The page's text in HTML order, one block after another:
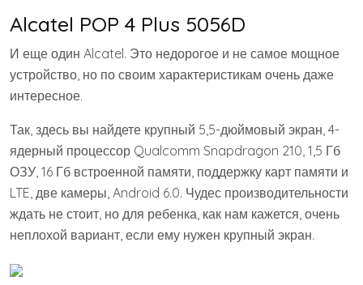
Alcatel POP 4 Plus 5056D
И еще один Alcatel. Это недорогое и не самое мощное
устройство, но по своим характеристикам очень даже
интересное.
Так, здесь вы найдете крупный 5,5-дюймовый экран, 4-
ядерный процессор Qualcomm Snapdragon 210, 1,5 Гб
ОЗУ, 16 Гб встроенной памяти, поддержку карт памяти и
LTE, две камеры, Android 6.0. Чудес производительности
ждать не стоит, но для ребенка, как нам кажется, очень
неплохой вариант, если ему нужен крупный экран.